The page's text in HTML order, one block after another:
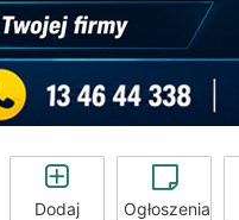
Dodaj Ogłoszenia